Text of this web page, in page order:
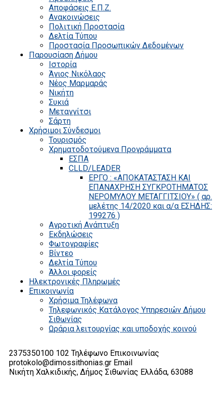
Αποφάσεις Ε.Π.Ζ.
Ανακοινώσεις
Πολιτική Προστασία
Δελτία Τύπου
Προστασία Προσωπικών Δεδομένων
Παρουσίαση Δήμου
Ιστορία
Άγιος Νικόλαος
Νέος Μαρμαράς
Νικήτη
Συκιά
Μεταγγίτσι
Σάρτη
Χρήσιμοι Σύνδεσμοι
Τουρισμός
Χρηματοδοτούμενα Προγράμματα
ΕΣΠΑ
CLLD/LEADER
ΕΡΓΟ : «ΑΠΟΚΑΤΑΣΤΑΣΗ ΚΑΙ
ΕΠΑΝΑΧΡΗΣΗ ΣΥΓΚΡΟΤΗΜΑΤΟΣ
ΝΕΡΟΜΥΛΟΥ ΜΕΤΑΓΓΙΤΣΙΟΥ» ( αρ.
μελέτης 14/2020 και α/α ΕΣΗΔΗΣ:
199276 )
Αγροτική Ανάπτυξη
Εκδηλώσεις
Φωτογραφίες
Βίντεο
Δελτία Τύπου
Άλλοι φορείς
Ηλεκτρονικές Πληρωμές
Επικοινωνία
Χρήσιμα Τηλέφωνα
Τηλεφωνικός Κατάλογος Υπηρεσιών Δήμου
Σιθωνίας
Ωράρια λειτουργίας και υποδοχής κοινού
2375350100 102 Τηλέφωνο Επικοινωνίας
protokolo@dimossithonias.gr Email
Νικήτη Χαλκιδικής, Δήμος Σιθωνίας Ελλάδα, 63088